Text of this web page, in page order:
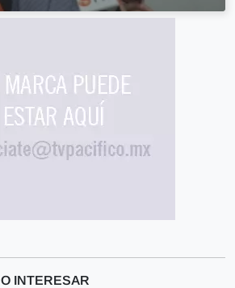
INTERESAR